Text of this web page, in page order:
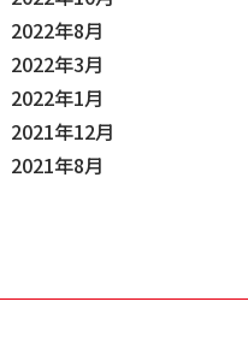
2022年8月
2022年3月
2022年1月
2021年12月
2021年8月